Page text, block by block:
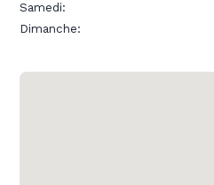
Samedi:
Dimanche: